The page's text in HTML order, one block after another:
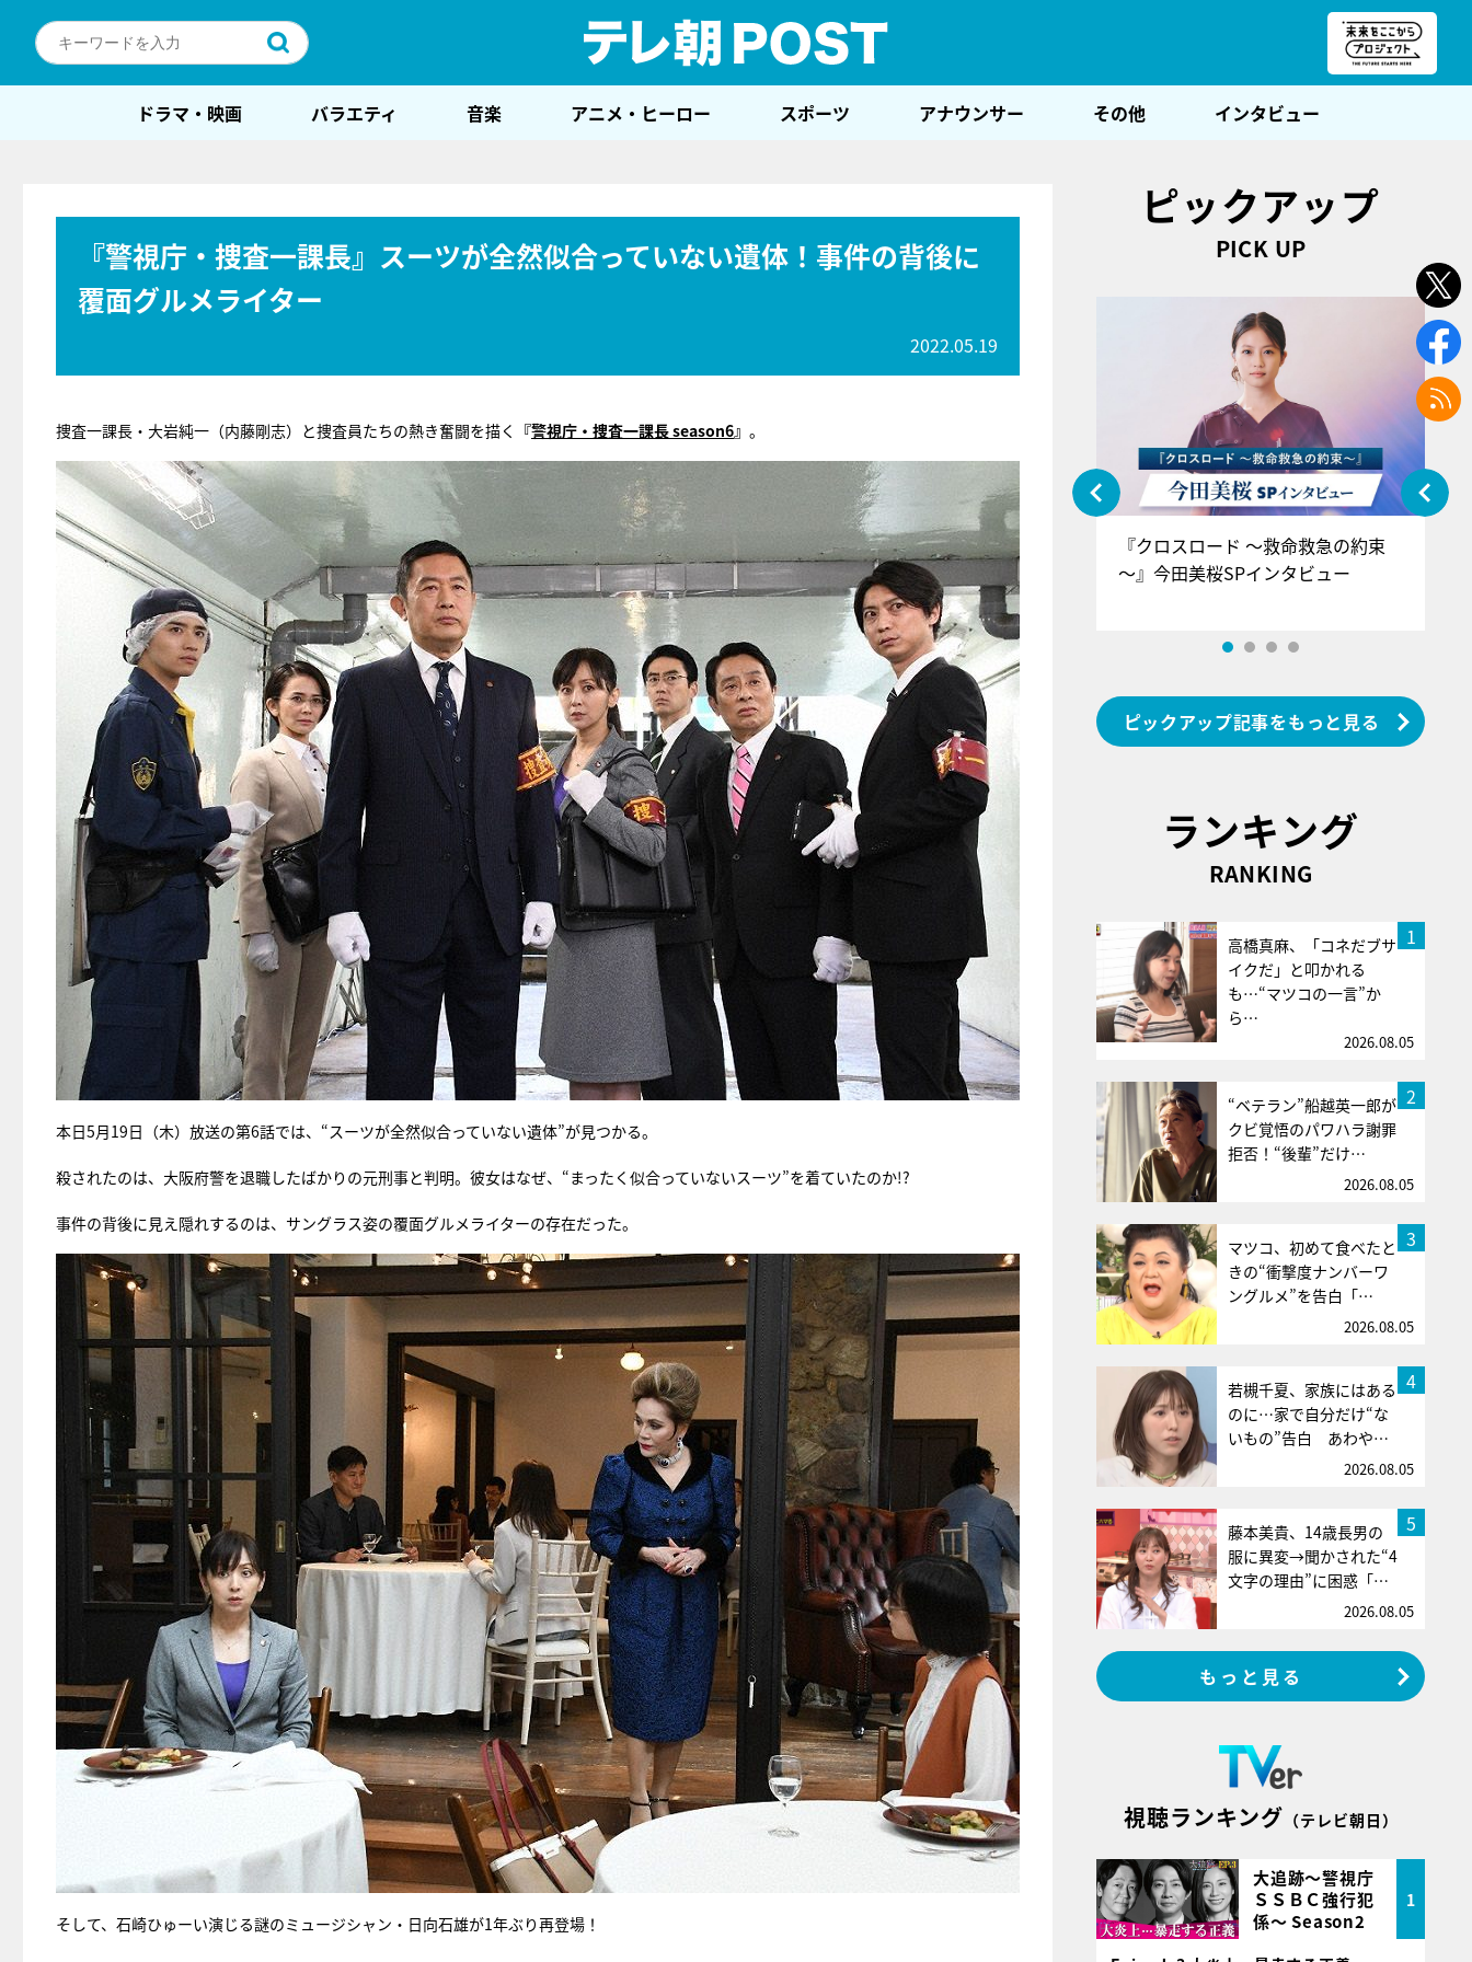
ドラマ・映画 バラエティ 音楽 アニメ・ヒーロー スポーツ アナウンサー その他 インタビュー
『警視庁・捜査一課長』スーツが全然似合っていない遺体！事件の背後に
覆面グルメライター
2022.05.19
捜査一課長・大岩純一（内藤剛志）と捜査員たちの熱き奮闘を描く 『警視庁・捜査一課長 season6』 。
本日5月19日（木）放送の第6話では、“スーツが全然似合っていない遺体”が見つかる。
殺されたのは、大阪府警を退職したばかりの元刑事と判明。彼女はなぜ、“まったく似合っていないスーツ”を着ていたのか!?
事件の背後に見え隠れするのは、サングラス姿の覆面グルメライターの存在だった。
そして、石崎ひゅーい演じる謎のミュージシャン・日向石雄が1年ぶり再登場！
ピックアップ
PICK UP
『アイ＝ラブ！げーみんぐ』＝LOV
E齋藤樹愛羅＆佐々木舞香SPインタ
ビュー
『クロスロード ～救命救急の約束
～』今田美桜SPインタビュー
ピックアップ記事をもっと見る
ランキング
RANKING
1
高橋真麻、「コネだブサ
イクだ」と叩かれる
も…“マツコの一言”か
ら…
2026.08.05
2
“ベテラン”船越英一郎が
クビ覚悟のパワハラ謝罪
拒否！“後輩”だけ…
2026.08.05
3
マツコ、初めて食べたと
きの“衝撃度ナンバーワ
ングルメ”を告白「…
2026.08.05
4
若槻千夏、家族にはある
のに…家で自分だけ“な
いもの”告白 あわや…
2026.08.05
5
藤本美貴、14歳長男の
服に異変→聞かされた“4
文字の理由”に困惑「…
2026.08.05
もっと見る
視聴ランキング （テレビ朝日）
大追跡～警視庁
ＳＳＢＣ強行犯
係～ Season2
1